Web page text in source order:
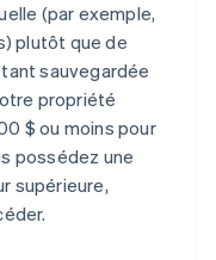
(par exemple,
plutôt que de
sauvegardée
propriété
$ ou moins pour
possédez une
supérieure,